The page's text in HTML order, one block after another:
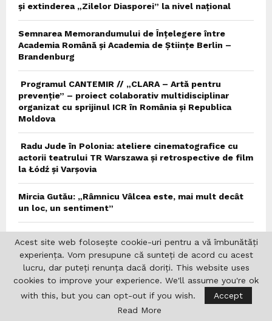
și extinderea „Zilelor Diasporei” la nivel național
Semnarea Memorandumului de Înțelegere între
Academia Română și Academia de Științe Berlin –
Brandenburg
Programul CANTEMIR // „CLARA – Artă pentru
prevenție” – proiect colaborativ multidisciplinar
organizat cu sprijinul ICR în România și Republica
Moldova
Radu Jude în Polonia: ateliere cinematografice cu
actorii teatrului TR Warszawa și retrospective de film
la Łódź și Varșovia
Mircia Gutău: „Râmnicu Vâlcea este, mai mult decât
un loc, un sentiment”
istoricul Luminița Cornea
Vremea
Acest site web folosește cookie-uri pentru a vă îmbunătăți
experiența. Vom presupune că sunteți de acord cu acest
lucru, dar puteți renunța dacă doriți. This website uses
cookies to improve your experience. We'll assume you're ok
with this, but you can opt-out if you wish.
Accept
Read More